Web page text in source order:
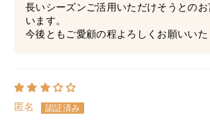
長いシーズンご活用いただけそうとの
います。
今後ともご愛顧の程よろしくお願いいた
匿名